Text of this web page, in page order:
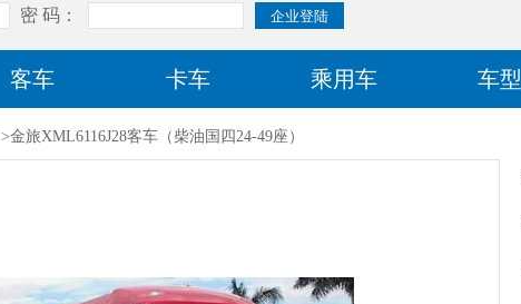
客车 卡车 乘用车 车型
>金旅XML6116J28客车（柴油国四24-49座）